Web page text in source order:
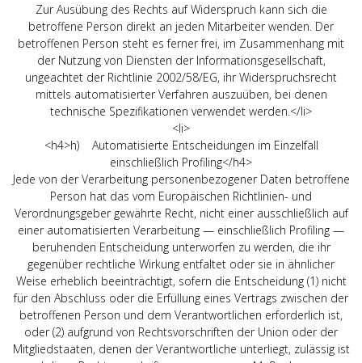
Zur Ausübung des Rechts auf Widerspruch kann sich die
betroffene Person direkt an jeden Mitarbeiter wenden. Der
betroffenen Person steht es ferner frei, im Zusammenhang mit
der Nutzung von Diensten der Informationsgesellschaft,
ungeachtet der Richtlinie 2002/58/EG, ihr Widerspruchsrecht
mittels automatisierter Verfahren auszuüben, bei denen
technische Spezifikationen verwendet werden.</li>
<li>
<h4>h) Automatisierte Entscheidungen im Einzelfall
einschließlich Profiling</h4>
Jede von der Verarbeitung personenbezogener Daten betroffene
Person hat das vom Europäischen Richtlinien- und
Verordnungsgeber gewährte Recht, nicht einer ausschließlich auf
einer automatisierten Verarbeitung — einschließlich Profiling —
beruhenden Entscheidung unterworfen zu werden, die ihr
gegenüber rechtliche Wirkung entfaltet oder sie in ähnlicher
Weise erheblich beeinträchtigt, sofern die Entscheidung (1) nicht
für den Abschluss oder die Erfüllung eines Vertrags zwischen der
betroffenen Person und dem Verantwortlichen erforderlich ist,
oder (2) aufgrund von Rechtsvorschriften der Union oder der
Mitgliedstaaten, denen der Verantwortliche unterliegt, zulässig ist